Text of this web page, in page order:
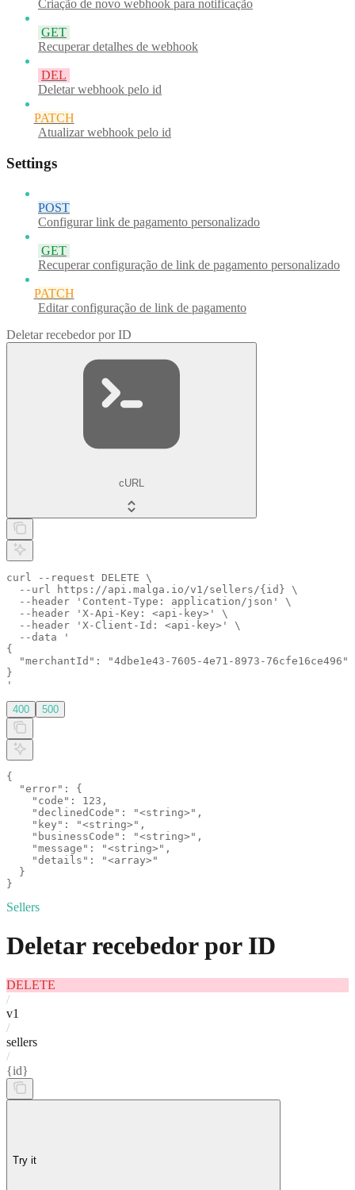
Criação de novo webhook para notificação
GET
Recuperar detalhes de webhook
DEL
Deletar webhook pelo id
PATCH
Atualizar webhook pelo id
Settings
POST
Configurar link de pagamento personalizado
GET
Recuperar configuração de link de pagamento personalizado
PATCH
Editar configuração de link de pagamento
Deletar recebedor por ID
cURL
curl --request DELETE \
  --url https://api.malga.io/v1/sellers/{id} \
  --header 'Content-Type: application/json' \
  --header 'X-Api-Key: <api-key>' \
  --header 'X-Client-Id: <api-key>' \
  --data '
{
  "merchantId": "4dbe1e43-7605-4e71-8973-76cfe16ce496"
}
'
400 500
{
  "error": {
    "code": 123,
    "declinedCode": "<string>",
    "key": "<string>",
    "businessCode": "<string>",
    "message": "<string>",
    "details": "<array>"
  }
}
Sellers
Deletar recebedor por ID
DELETE
/
v1
/
sellers
/
{id}
Try it